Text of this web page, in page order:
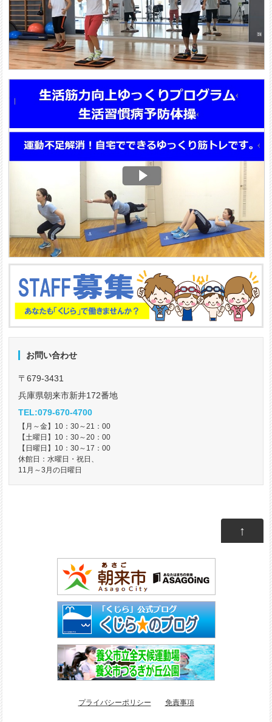
お問い合わせ
〒679-3431
兵庫県朝来市新井172番地
TEL:079-670-4700
【月～金】10：30～21：00
【土曜日】10：30～20：00
【日曜日】10：30～17：00
休館日：水曜日・祝日、
11月～3月の日曜日
↑
プライバシーポリシー 免責事項